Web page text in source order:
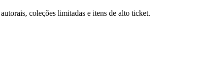
coleções limitadas e itens de alto ticket.